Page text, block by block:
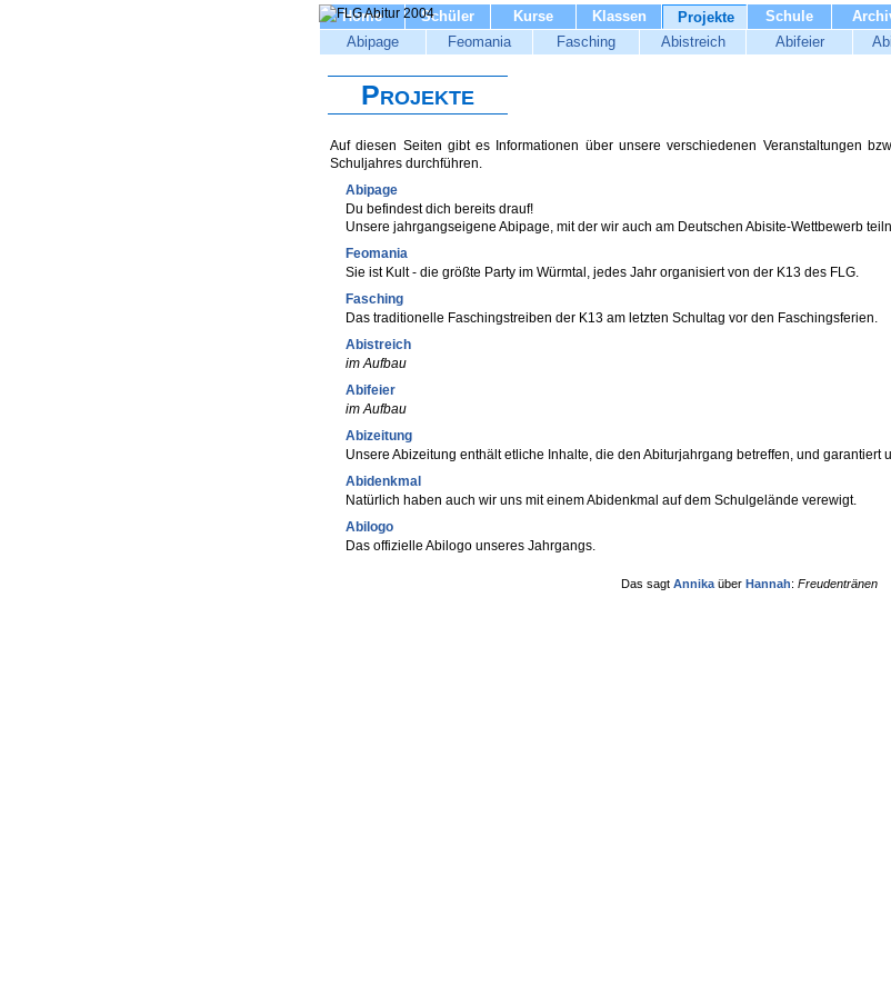
Home Schüler Kurse Klassen Projekte Schule
Abipage
Feomania Fasching Abistreich Abifeier
Projekte
Auf diesen Seiten gibt es Informationen über unsere verschiedenen Veranstaltungen
Schuljahres durchführen.
Abipage
Du befindest dich bereits drauf!
Unsere jahrgangseigene Abipage, mit der wir auch am Deutschen Abisite-Wettbewerb
Feomania
Sie ist Kult - die größte Party im Würmtal, jedes Jahr organisiert von der K13 des FLG.
Fasching
Das traditionelle Faschingstreiben der K13 am letzten Schultag vor den Faschingsferien.
Abistreich
im Aufbau
Abifeier
im Aufbau
Abizeitung
Unsere Abizeitung enthält etliche Inhalte, die den Abiturjahrgang betreffen, und garantiert
Abidenkmal
Natürlich haben auch wir uns mit einem Abidenkmal auf dem Schulgelände verewigt.
Abilogo
Das offizielle Abilogo unseres Jahrgangs.
Das sagt Annikaüber Hannah: Freudentränen